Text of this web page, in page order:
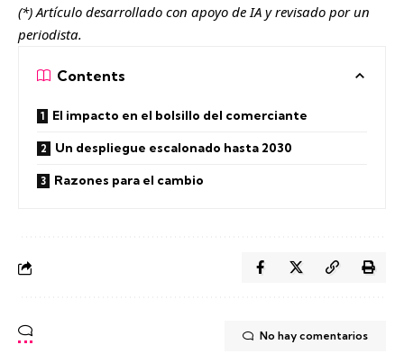
(*) Artículo desarrollado con apoyo de IA y revisado por un
periodista.
Contents
El impacto en el bolsillo del comerciante
Un despliegue escalonado hasta 2030
Razones para el cambio
No hay comentarios